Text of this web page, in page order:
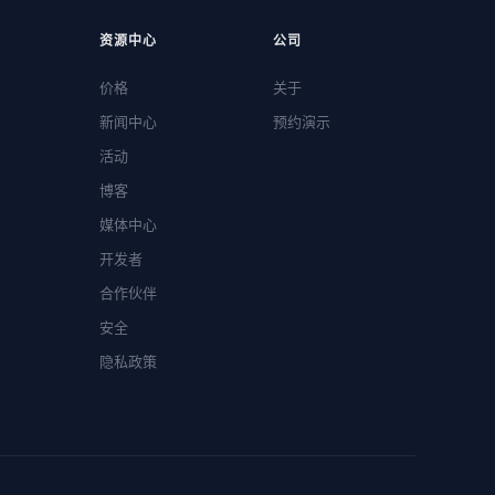
资源中心
价格
新闻中心
活动
博客
媒体中心
开发者
合作伙伴
安全
隐私政策
公司
关于
预约演示